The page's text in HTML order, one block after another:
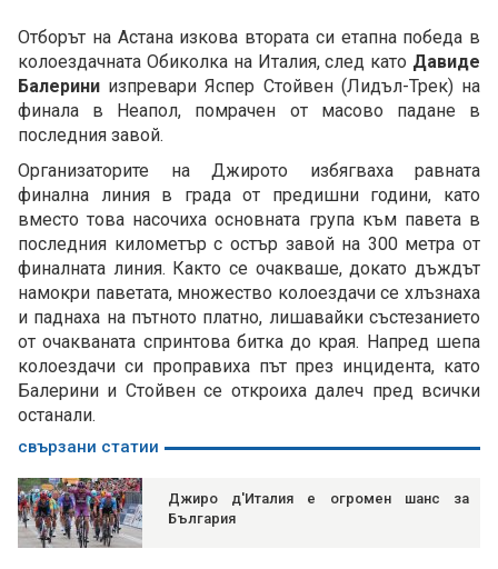
Отборът на Астана изкова втората си етапна победа в
колоездачната Обиколка на Италия, след като Давиде
Балерини изпревари Яспер Стойвен (Лидъл-Трек) на
финала в Неапол, помрачен от масово падане в
последния завой.
Организаторите на Джирото избягваха равната
финална линия в града от предишни години, като
вместо това насочиха основната група към павета в
последния километър с остър завой на 300 метра от
финалната линия. Както се очакваше, докато дъждът
намокри паветата, множество колоездачи се хлъзнаха
и паднаха на пътното платно, лишавайки състезанието
от очакваната спринтова битка до края. Напред шепа
колоездачи си проправиха път през инцидента, като
Балерини и Стойвен се откроиха далеч пред всички
останали.
свързани статии
Джиро д'Италия е огромен шанс за
България